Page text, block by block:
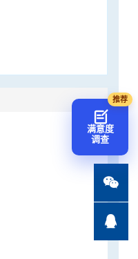
满意度
调查

